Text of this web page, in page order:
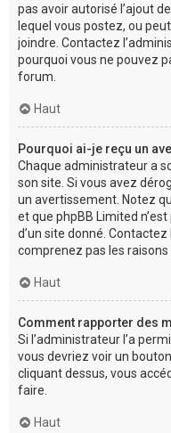
pas avoir autorisé l’ajout
lequel vous postez, ou
joindre. Contactez
pourquoi vous ne pouvez
forum.
Haut
Pourquoi ai-je reçu un
Chaque administrateur a
son site. Si vous avez
un avertissement. Notez
et que phpBB Limited
d’un site donné.
comprenez pas les
Haut
Comment rapporter des
Si l’administrateur l’a
vous devriez voir un
cliquant dessus, vous
faire.
Haut